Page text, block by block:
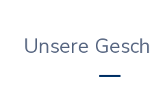
Unsere